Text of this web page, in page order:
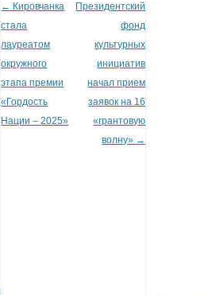
Post navigation
← Кировчанка
стала
лауреатом
окружного
этапа премии
«Гордость
Нации – 2025»
Президентский
фонд
культурных
инициатив
начал прием
заявок на 16
«грантовую
волну» →